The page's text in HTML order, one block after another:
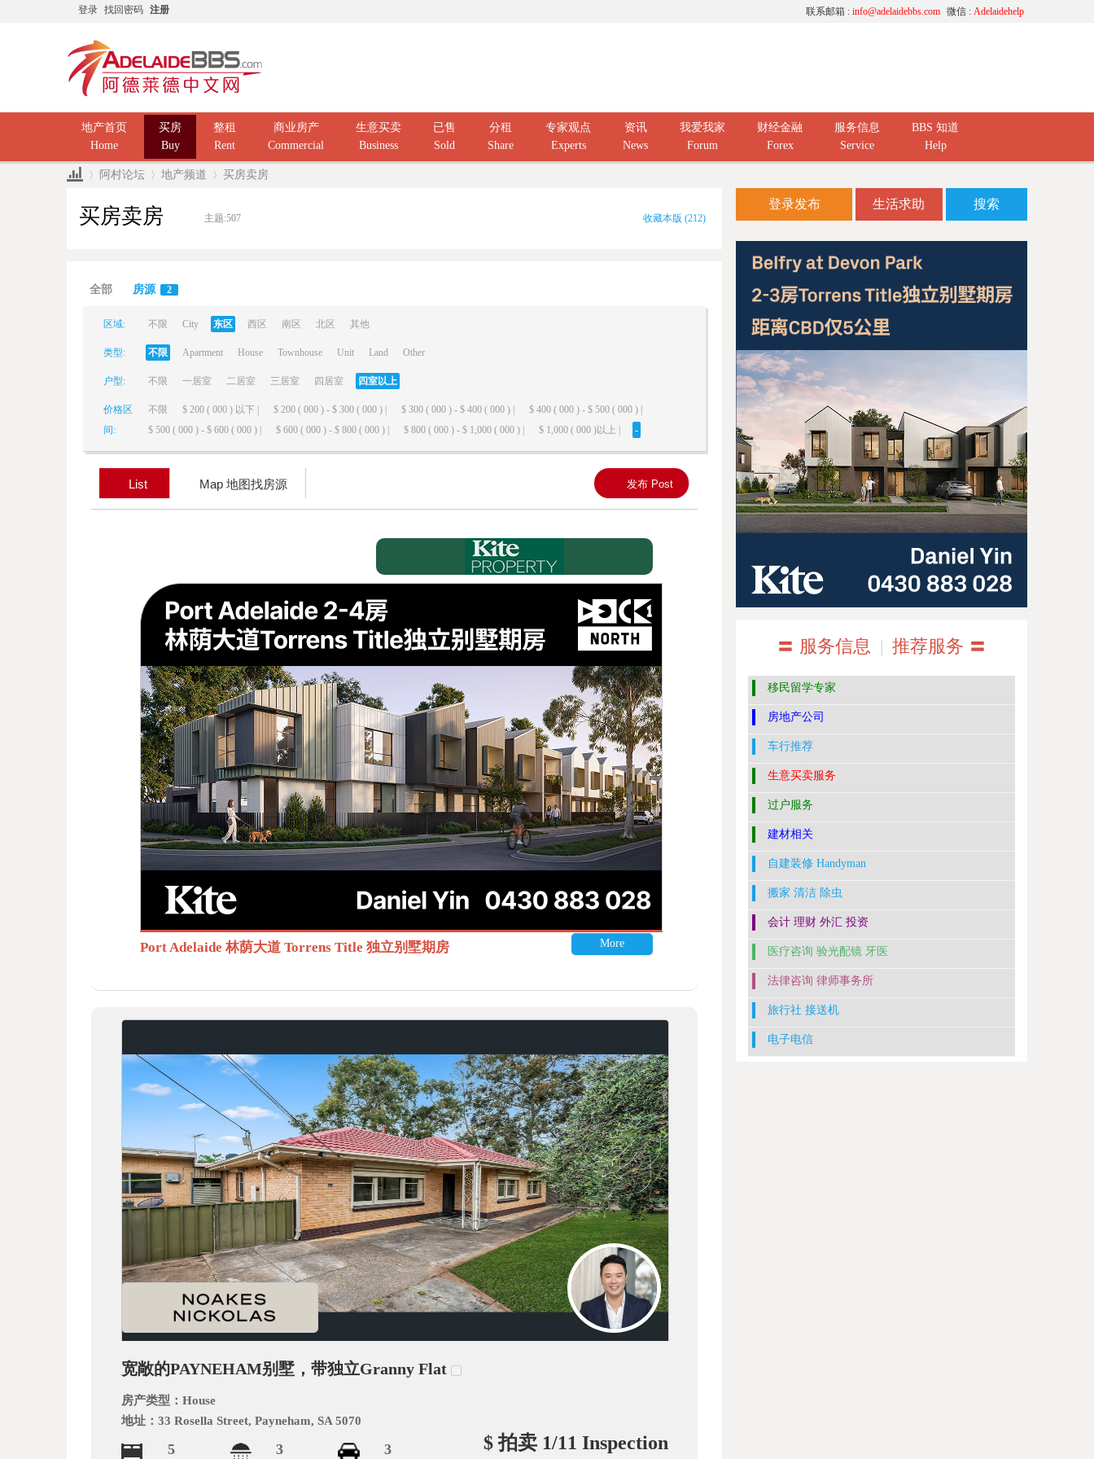
登录 找回密码 注册 微信 : Adelaidehelp
联系邮箱 : info@adelaidebbs.com
地产首页
Home
买房
Buy
整租
Rent
商业房产
Commercial
生意买卖
Business
已售
Sold
分租
Share
专家观点
Experts
资讯
News
我爱我家
Forum
财经金融
Forex
服务信息
Service
BBS 知道
Help
阿村论坛 地产频道 买房卖房
买房卖房 主题:507 收藏本版 (212)
全部 房源 2
区域: 不限 City 东区 西区 南区 北区 其他
类型: 不限 Apartment House Townhouse Unit Land Other
户型: 不限 一居室 二居室 三居室 四居室 四室以上
价格区
间:
不限 $ 200 ( 000 ) 以下 | $ 200 ( 000 ) - $ 300 ( 000 ) | $ 300 ( 000 ) - $ 400 ( 000 ) |
$ 400 ( 000 ) - $ 500 ( 000 ) |
$ 500 ( 000 ) - $ 600 ( 000 ) |
$ 600 ( 000 ) - $ 800 ( 000 ) | $ 800 ( 000 ) - $ 1,000 ( 000 ) | $ 1,000 ( 000 )以上 | -
List Map 地图找房源 发布 Post
Port Adelaide 林荫大道 Torrens Title 独立别墅期房 More
宽敞的PAYNEHAM别墅，带独立Granny Flat
房产类型：House
地址：33 Rosella Street, Payneham, SA 5070
5 3 3
$ 拍卖 1/11 Inspection
登录发布 生活求助 搜索
〓 服务信息 | 推荐服务 〓
移民留学专家
房地产公司
车行推荐
生意买卖服务
过户服务
建材相关
自建装修 Handyman
搬家 清洁 除虫
会计 理财 外汇 投资
医疗咨询 验光配镜 牙医
法律咨询 律师事务所
旅行社 接送机
电子电信